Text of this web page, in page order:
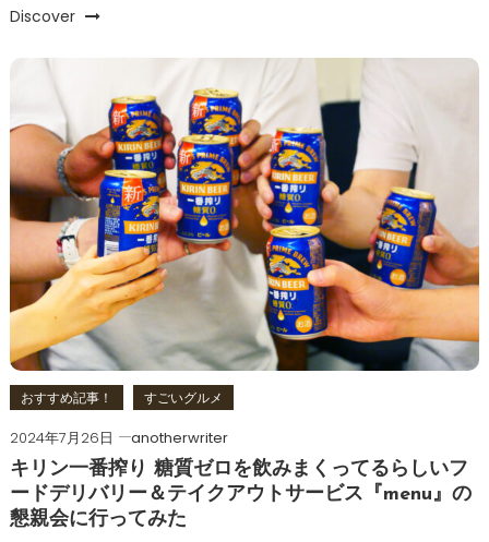
Discover
おすすめ記事！ すごいグルメ
2024年7月26日
anotherwriter
キリン一番搾り 糖質ゼロを飲みまくってるらしいフ
ードデリバリー＆テイクアウトサービス『menu』の
懇親会に行ってみた